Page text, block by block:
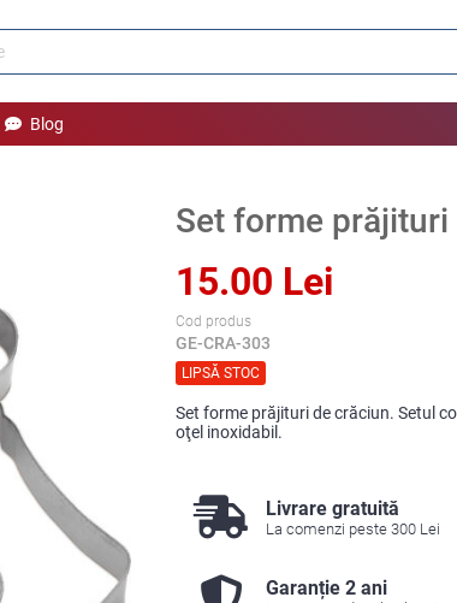
Blog
Set forme prăjituri
15.00 Lei
Cod produs
GE-CRA-303
LIPSĂ STOC
Set forme prăjituri de crăciun. Setul
oţel inoxidabil.
Livrare gratuită
La comenzi peste 300 Lei
Garanție 2 ani